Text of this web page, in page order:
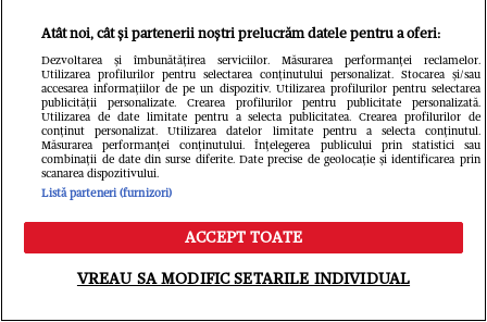
TV Mania
Meniu Caută
Atât noi, cât și partenerii noștri prelucrăm datele pentru a oferi:
Dezvoltarea și îmbunătățirea serviciilor. Măsurarea performanței reclamelor.
Utilizarea profilurilor pentru selectarea conținutului personalizat. Stocarea și/sau
accesarea informațiilor de pe un dispozitiv. Utilizarea profilurilor pentru selectarea
publicității personalizate. Crearea profilurilor pentru publicitate personalizată.
Utilizarea de date limitate pentru a selecta publicitatea. Crearea profilurilor de
conținut personalizat. Utilizarea datelor limitate pentru a selecta conținutul.
Măsurarea performanței conținutului. Înțelegerea publicului prin statistici sau
combinații de date din surse diferite. Date precise de geolocație și identificarea prin
scanarea dispozitivului.
Listă parteneri (furnizori)
ACCEPT TOATE
VREAU SA MODIFIC SETARILE INDIVIDUAL